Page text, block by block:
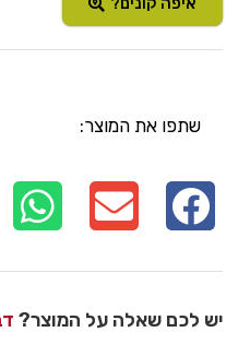
שתפו את המוצר:
יש לכם שאלה על המוצר?